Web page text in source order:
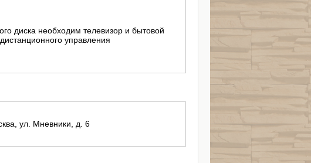
диска необходим телевизор и бытовой
управления
ул. Мневники, д. 6